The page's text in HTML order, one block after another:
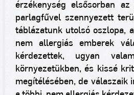
érzékenység elsősorban
parlagfűvel szennyezett
táblázatunk utolsó oszlopa,
nem allergiás emberek
kérdezettek, ugyan
környezetükben, és kissé
megítélésében, de